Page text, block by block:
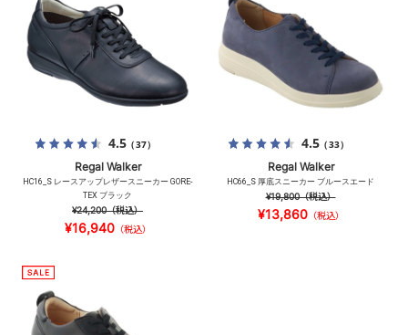
4.5（37）
Regal Walker
HC16_S レースアップレザースニーカー GORE-
TEX ブラック
¥24,200（税込）
¥16,940（税込）
4.5（33）
Regal Walker
HC66_S 厚底スニーカー ブルースエード
¥19,800（税込）
¥13,860（税込）